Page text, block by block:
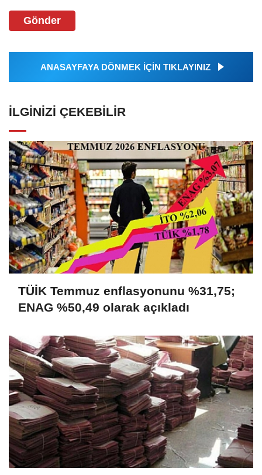
Gönder
ANASAYFAYA DÖNMEK İÇİN TIKLAYINIZ
İLGINIZI ÇEKEBILIR
TÜİK Temmuz enflasyonunu %31,75;
ENAG %50,49 olarak açıkladı